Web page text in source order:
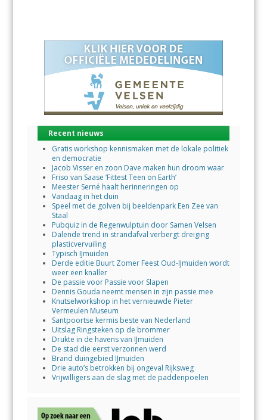
Recent nieuws
Gratis workshop kennismaken met de lokale politiek
en democratie
Jacob Visser en zoon Dave maken hun droom waar
Friso van Saase ‘Fittest Teen on Earth’
Meester Serné haalt herinneringen op
Vandaag in het duin
Speel met de golven bij beeldenpark Een Zee van
Staal
Pubquiz in de Regenwulptuin door Samen Velsen
Dalende trend in strandafval verbergt dreiging
plasticvervuiling
Typisch IJmuiden
Derde editie Buurt Zomer Feest Oud-IJmuiden wordt
weer een knaller
De passie voor Passie voor Slapen
Dennis Gouda neemt mensen in zijn passie mee
Knutselworkshop in het vernieuwde Pieter
Vermeulen Museum
Santpoortse kermis beste van Nederland
Uitslag Ringsteken op de brommer
Drukte in de havens van IJmuiden
De stad die eerst verzonnen werd
Brand duingebied IJmuiden
Drie auto’s betrokken bij ongeval Rijksweg
Vrijwilligers aan de slag met de paddenpoelen